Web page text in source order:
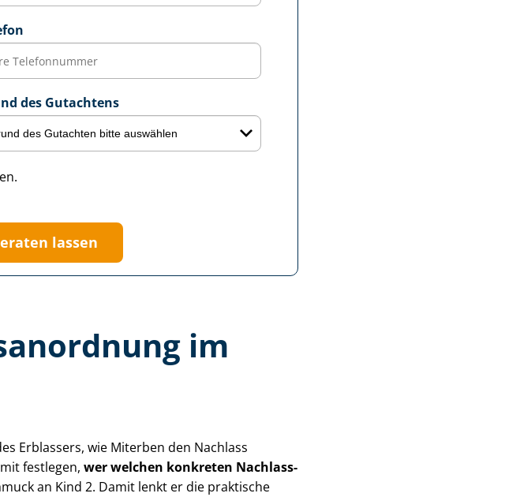
des Gutachtens
lassen
im
Erblassers, wie Miterben den Nachlass
festlegen, wer welchen konkreten Nach­lass­
an Kind 2. Damit lenkt er die praktische